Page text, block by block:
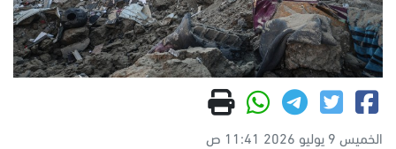
الخميس 9 يوليو 2026 11:41 ص